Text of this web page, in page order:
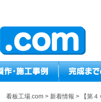
看板工場.com > 新着情報 > 【第